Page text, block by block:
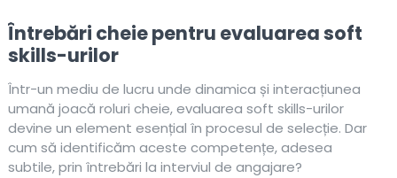
Întrebări cheie pentru evaluarea soft
skills-urilor
Într-un mediu de lucru unde dinamica și interacțiunea
umană joacă roluri cheie, evaluarea soft skills-urilor
devine un element esențial în procesul de selecție. Dar
cum să identificăm aceste competențe, adesea
subtile, prin întrebări la interviul de angajare?